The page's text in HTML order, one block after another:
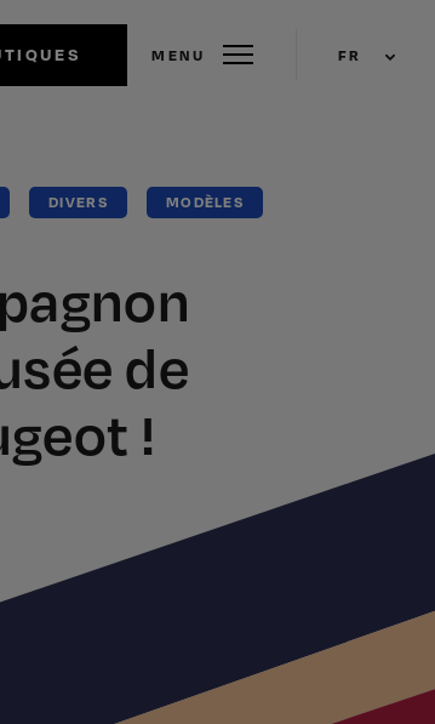
MENU
FR
DIVERS MODÈLES
de
!